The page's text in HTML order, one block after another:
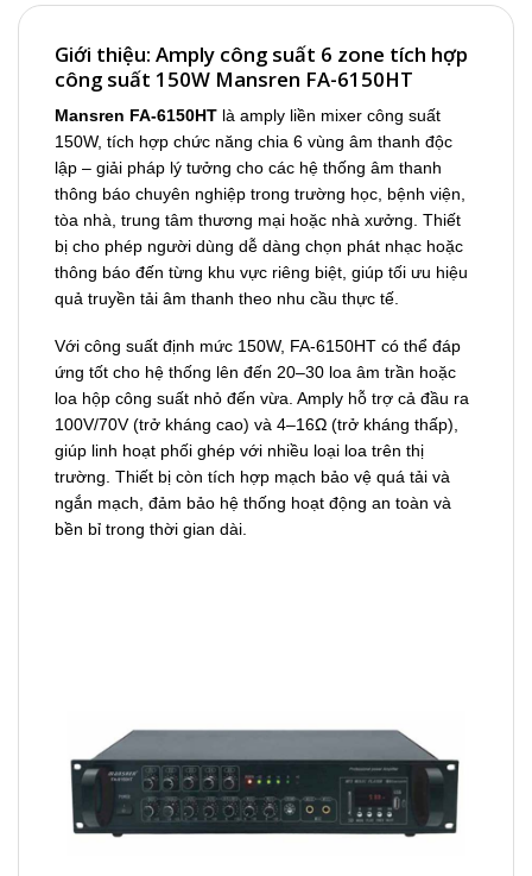
Giới thiệu: Amply công suất 6 zone tích hợp
công suất 150W Mansren FA-6150HT
Mansren FA-6150HT là amply liền mixer công suất
150W, tích hợp chức năng chia 6 vùng âm thanh độc
lập – giải pháp lý tưởng cho các hệ thống âm thanh
thông báo chuyên nghiệp trong trường học, bệnh viện,
tòa nhà, trung tâm thương mại hoặc nhà xưởng. Thiết
bị cho phép người dùng dễ dàng chọn phát nhạc hoặc
thông báo đến từng khu vực riêng biệt, giúp tối ưu hiệu
quả truyền tải âm thanh theo nhu cầu thực tế.
Với công suất định mức 150W, FA-6150HT có thể đáp
ứng tốt cho hệ thống lên đến 20–30 loa âm trần hoặc
loa hộp công suất nhỏ đến vừa. Amply hỗ trợ cả đầu ra
100V/70V (trở kháng cao) và 4–16Ω (trở kháng thấp),
giúp linh hoạt phối ghép với nhiều loại loa trên thị
trường. Thiết bị còn tích hợp mạch bảo vệ quá tải và
ngắn mạch, đảm bảo hệ thống hoạt động an toàn và
bền bỉ trong thời gian dài.